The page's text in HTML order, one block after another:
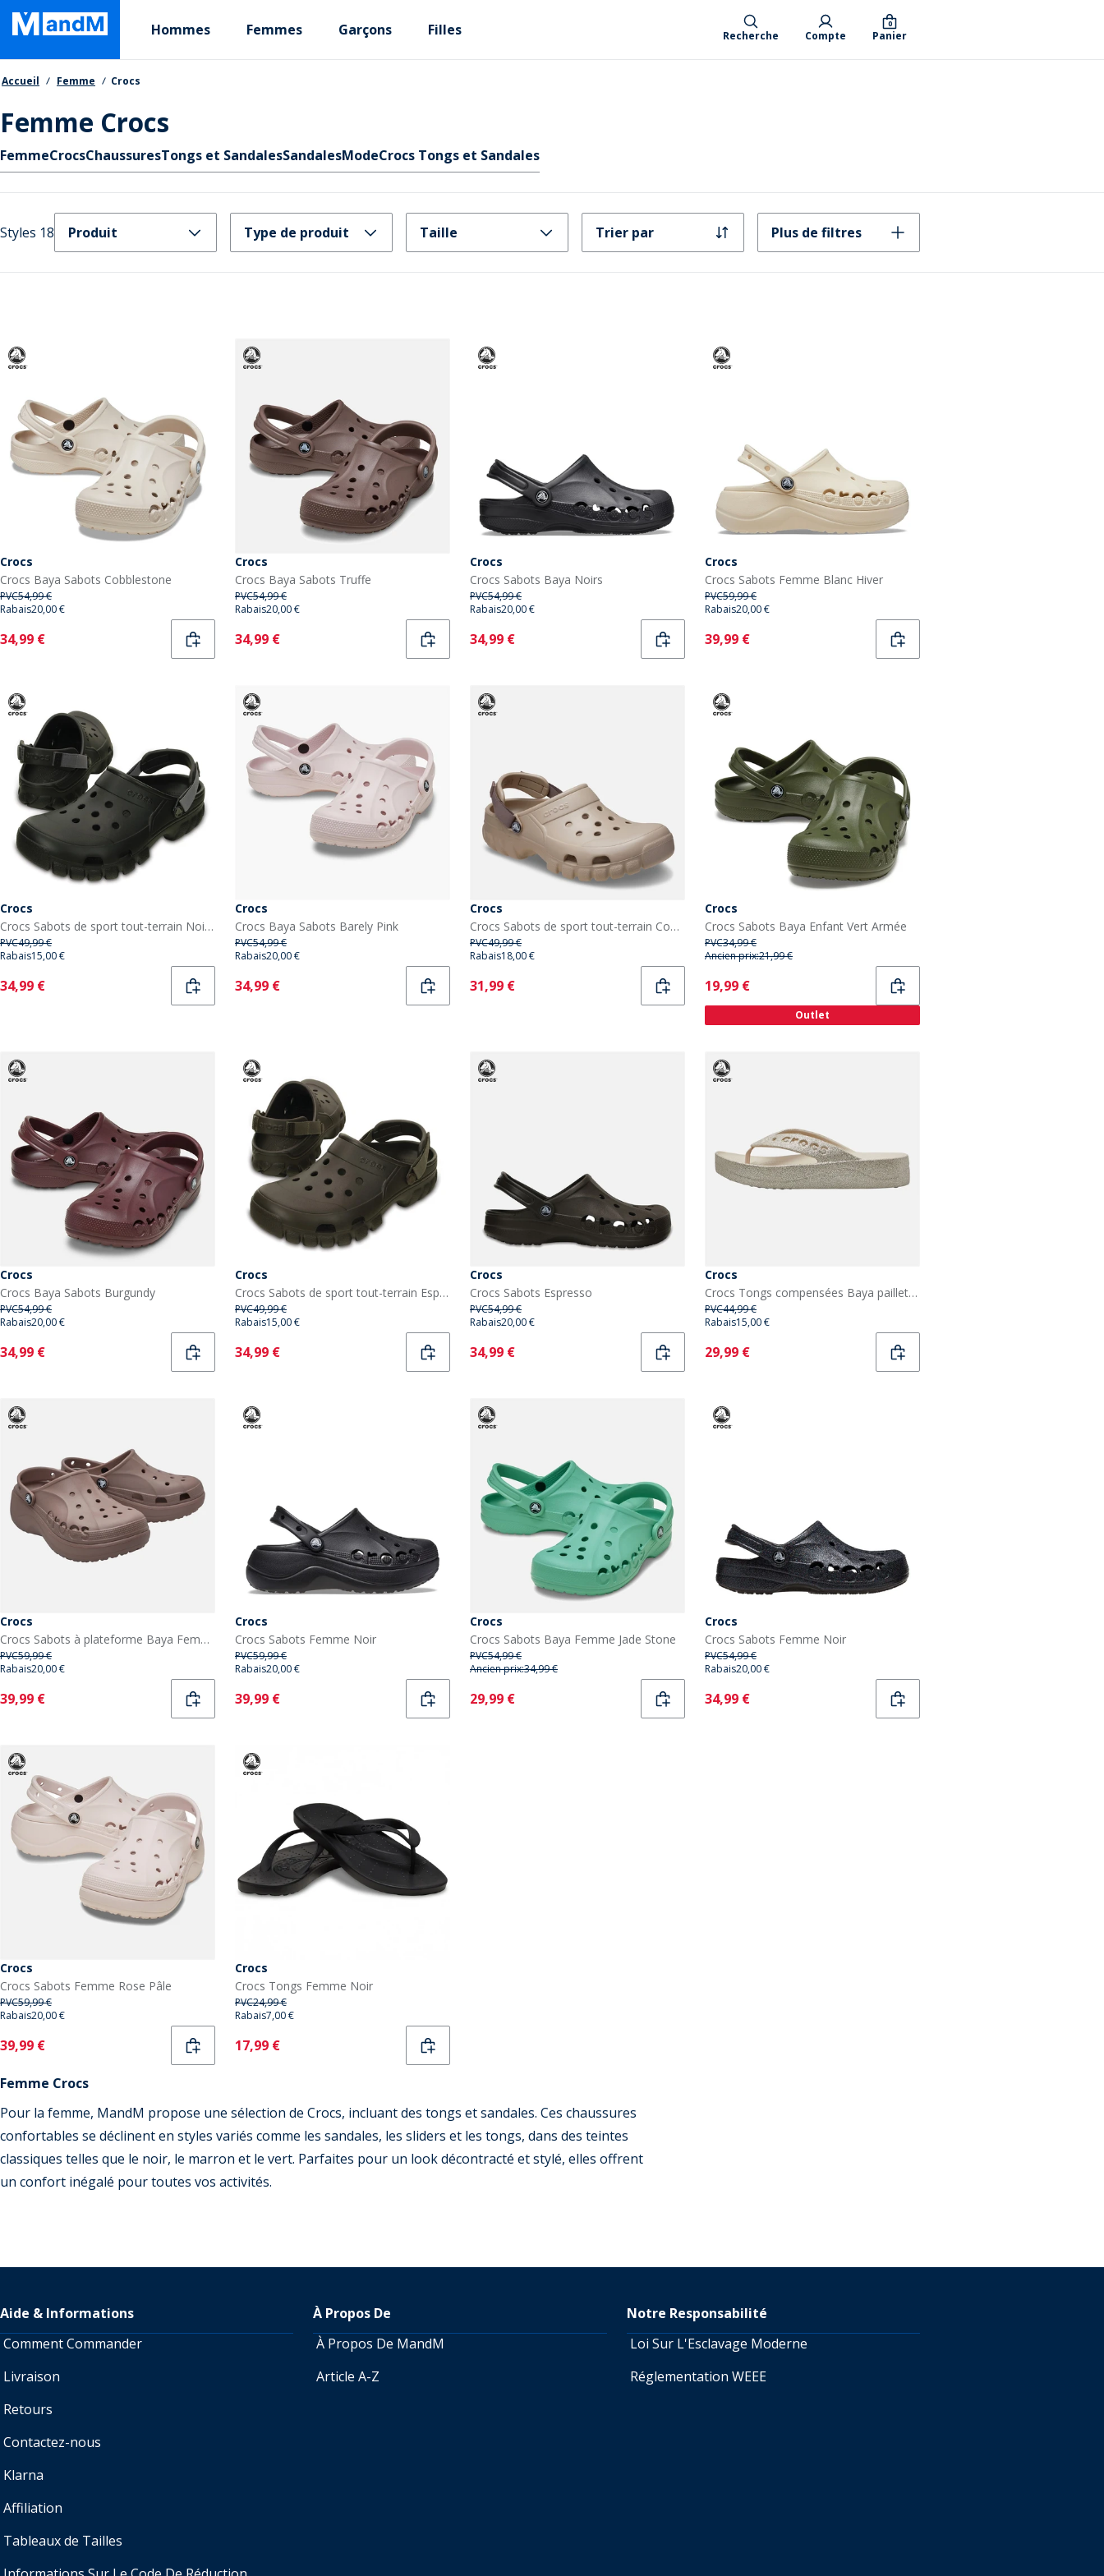
Skip
main
content
Primary departments
Hommes Femmes Garçons Filles Recherche Compte Panier
0
Fil d'Ariane
Accueil Femme Crocs
Femme Crocs
Liens rapides
FemmeCrocsChaussuresTongs et SandalesSandalesModeCrocs Tongs et Sandales
Styles 18 Produit Type de produit Taille Trier par Plus de filtres
Crocs
Crocs Baya Sabots Cobblestone
PVC54,99 €
Rabais20,00 €
Current
34,99 €
Crocs
Crocs Baya Sabots Truffe
PVC54,99 €
Rabais20,00 €
Current
34,99 €
Crocs
Crocs Sabots Baya Noirs
PVC54,99 €
Rabais20,00 €
Current
34,99 €
Crocs
Crocs Sabots Femme Blanc Hiver
PVC59,99 €
Rabais20,00 €
Current
39,99 €
Crocs
Crocs Sabots de sport tout-terrain Noir/Graphite
PVC49,99 €
Rabais15,00 €
Current
34,99 €
Crocs
Crocs Baya Sabots Barely Pink
PVC54,99 €
Rabais20,00 €
Current
34,99 €
Crocs
Crocs Sabots de sport tout-terrain Cobblestone/Truffle
PVC49,99 €
Rabais18,00 €
Current
31,99 €
Crocs
Crocs Sabots Baya Enfant Vert Armée
PVC34,99 €
Ancien prix:21,99 €
Current
19,99 €
Outlet
Crocs
Crocs Baya Sabots Burgundy
PVC54,99 €
Rabais20,00 €
Current
34,99 €
Crocs
Crocs Sabots de sport tout-terrain Espresso/Noyer
PVC49,99 €
Rabais15,00 €
Current
34,99 €
Crocs
Crocs Sabots Espresso
PVC54,99 €
Rabais20,00 €
Current
34,99 €
Crocs
Crocs Tongs compensées Baya pailletées Femme Stucco
PVC44,99 €
Rabais15,00 €
Current
29,99 €
Crocs
Crocs Sabots à plateforme Baya Femme Truffle
PVC59,99 €
Rabais20,00 €
Current
39,99 €
Crocs
Crocs Sabots Femme Noir
PVC59,99 €
Rabais20,00 €
Current
39,99 €
Crocs
Crocs Sabots Baya Femme Jade Stone
PVC54,99 €
Ancien prix:34,99 €
Current
29,99 €
Crocs
Crocs Sabots Femme Noir
PVC54,99 €
Rabais20,00 €
Current
34,99 €
Crocs
Crocs Sabots Femme Rose Pâle
PVC59,99 €
Rabais20,00 €
Current
39,99 €
Crocs
Crocs Tongs Femme Noir
PVC24,99 €
Rabais7,00 €
Current
17,99 €
Femme Crocs
Pour la femme, MandM propose une sélection de Crocs, incluant des tongs et sandales. Ces chaussures
confortables se déclinent en styles variés comme les sandales, les sliders et les tongs, dans des teintes
classiques telles que le noir, le marron et le vert. Parfaites pour un look décontracté et stylé, elles offrent
un confort inégalé pour toutes vos activités.
Aide & Informations
Comment Commander
Livraison
Retours
Contactez-nous
Klarna
Affiliation
Tableaux de Tailles
À Propos De
À Propos De MandM
Article A-Z
Notre Responsabilité
Loi Sur L'Esclavage Moderne
Réglementation WEEE